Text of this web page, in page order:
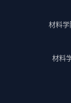
材料
材料